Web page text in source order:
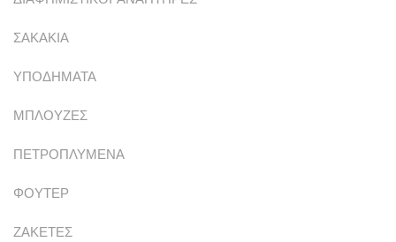
ΣΑΚΑΚΙΑ
ΥΠΟΔΗΜΑΤΑ
ΜΠΛΟΥΖΕΣ
ΠΕΤΡΟΠΛΥΜΕΝΑ
ΦΟΥΤΕΡ
ΖΑΚΕΤΕΣ